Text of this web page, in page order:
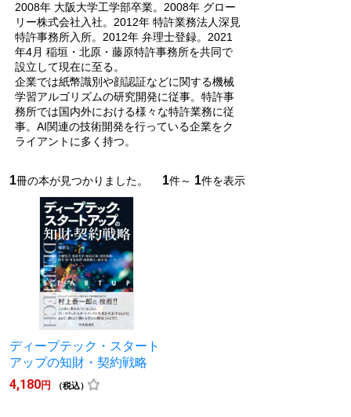
2008年 大阪大学工学部卒業。2008年 グロー
リー株式会社入社。2012年 特許業務法人深見
特許事務所入所。2012年 弁理士登録。2021
年4月 稲垣・北原・藤原特許事務所を共同で
設立して現在に至る。
企業では紙幣識別や顔認証などに関する機械
学習アルゴリズムの研究開発に従事。特許事
務所では国内外における様々な特許業務に従
事。AI関連の技術開発を行っている企業をク
ライアントに多く持つ。
1冊の本が見つかりました。 1件～ 1件を表示
ディープテック・スタート
アップの知財・契約戦略
4,180円 （税込）